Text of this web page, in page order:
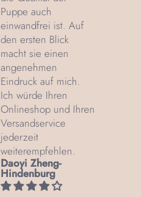
Puppe auch
einwandfrei ist. Auf
den ersten Blick
macht sie einen
angenehmen
Eindruck auf mich.
Ich würde Ihren
Onlineshop und Ihren
Versandservice
jederzeit
weiterempfehlen.
Daoyi Zheng-
Hindenburg